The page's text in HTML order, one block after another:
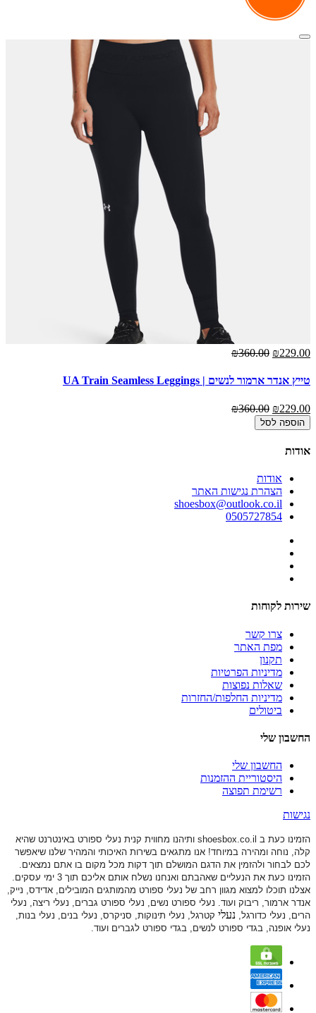
₪229.00
₪360.00
טייץ אנדר ארמור לנשים | UA Train Seamless Leggings
₪229.00
₪360.00
הוספה לסל
אודות
אודות
הצהרת נגישות האתר
shoesbox@outlook.co.il
0505727854
שירות לקוחות
צרו קשר
מפת האתר
תקנון
מדיניות הפרטיות
שאלות נפוצות
מדיניות החלפות/החזרות
ביטולים
החשבון שלי
החשבון שלי
היסטוריית ההזמנות
רשימת תפוצה
נגישות
הזמינו כעת ב shoesbox.co.il ותיהנו מחווית קנית נעלי ספורט באינטרנט שהיא
קלה, נוחה ומהירה במיוחד! אנו מתגאים בשירות האיכותי והמהיר שלנו שיאפשר
לכם לבחור ולהזמין את הדגם המושלם תוך דקות מכל מקום בו אתם נמצאים.
הזמינו כעת את הנעליים שאהבתם ואנחנו נשלח אותם אליכם תוך 3 ימי עסקים.
אצלנו תוכלו למצוא מגוון רחב של נעלי ספורט מהמותגים המובילים, אדידס, נייק,
אנדר ארמור, ריבוק ועוד. נעלי ספורט נשים, נעלי ספורט גברים, נעלי ריצה, נעלי
הרים, נעלי כדורגל, נעלי קטרגל, נעלי תינוקות, סניקרס, נעלי בנים, נעלי בנות,
נעלי אופנה, בגדי ספורט לנשים, בגדי ספורט לגברים ועוד.